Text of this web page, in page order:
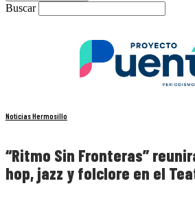
Buscar
Noticias Hermosillo
“Ritmo Sin Fronteras”
hop, jazz y folclore en el